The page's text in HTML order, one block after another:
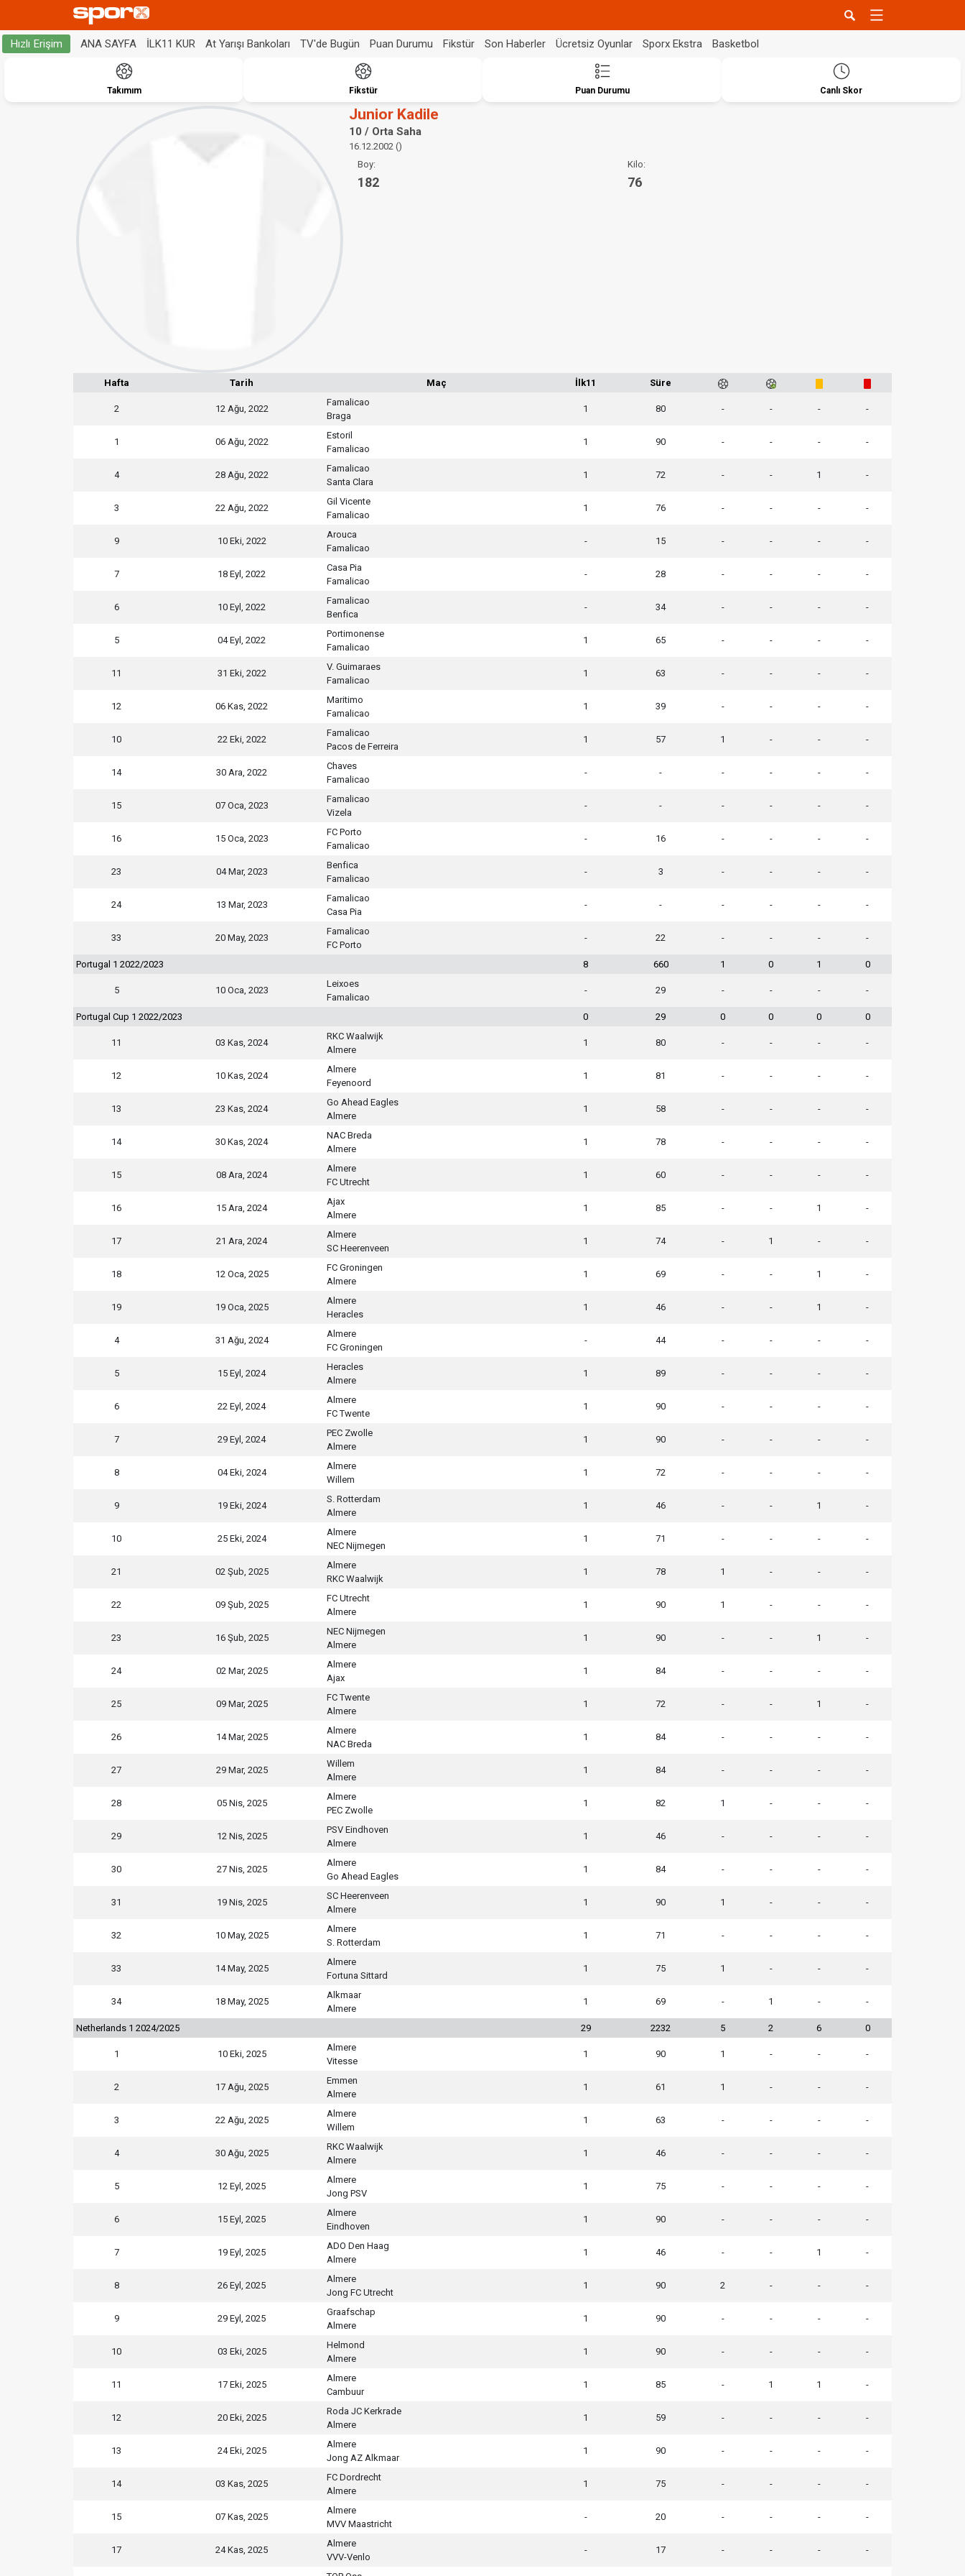
Hızlı Erişim ANA SAYFA İLK11 KUR At Yarışı Bankoları TV'de Bugün Puan Durumu Fikstür Son Haberler Ücretsiz Oyunlar Sporx Ekstra Basketbol
Takımım Fikstür Puan Durumu Canlı Skor
Junior Kadile
10 / Orta Saha
16.12.2002 ()
Boy:
182
Kilo:
76
Hafta Tarih Maç İlk11 Süre
2 12 Ağu, 2022
Famalicao
Braga
1 80 - - - -
1 06 Ağu, 2022
Estoril
Famalicao
1 90 - - - -
4 28 Ağu, 2022
Famalicao
Santa Clara
1 72 - - 1 -
3 22 Ağu, 2022
Gil Vicente
Famalicao
1 76 - - - -
9 10 Eki, 2022
Arouca
Famalicao
- 15 - - - -
7 18 Eyl, 2022
Casa Pia
Famalicao
- 28 - - - -
6 10 Eyl, 2022
Famalicao
Benfica
- 34 - - - -
5 04 Eyl, 2022
Portimonense
Famalicao
1 65 - - - -
11 31 Eki, 2022
V. Guimaraes
Famalicao
1 63 - - - -
12 06 Kas, 2022
Maritimo
Famalicao
1 39 - - - -
10 22 Eki, 2022
Famalicao
Pacos de Ferreira
1 57 1 - - -
14 30 Ara, 2022
Chaves
Famalicao
- - - - - -
15 07 Oca, 2023
Famalicao
Vizela
- - - - - -
16 15 Oca, 2023
FC Porto
Famalicao
- 16 - - - -
23 04 Mar, 2023
Benfica
Famalicao
- 3 - - - -
24 13 Mar, 2023
Famalicao
Casa Pia
- - - - - -
33 20 May, 2023
Famalicao
FC Porto
- 22 - - - -
Portugal 1 2022/2023 8 660 1 0 1 0
5 10 Oca, 2023
Leixoes
Famalicao
- 29 - - - -
Portugal Cup 1 2022/2023 0 29 0 0 0 0
11 03 Kas, 2024
RKC Waalwijk
Almere
1 80 - - - -
12 10 Kas, 2024
Almere
Feyenoord
1 81 - - - -
13 23 Kas, 2024
Go Ahead Eagles
Almere
1 58 - - - -
14 30 Kas, 2024
NAC Breda
Almere
1 78 - - - -
15 08 Ara, 2024
Almere
FC Utrecht
1 60 - - - -
16 15 Ara, 2024
Ajax
Almere
1 85 - - 1 -
17 21 Ara, 2024
Almere
SC Heerenveen
1 74 - 1 - -
18 12 Oca, 2025
FC Groningen
Almere
1 69 - - 1 -
19 19 Oca, 2025
Almere
Heracles
1 46 - - 1 -
4 31 Ağu, 2024
Almere
FC Groningen
- 44 - - - -
5 15 Eyl, 2024
Heracles
Almere
1 89 - - - -
6 22 Eyl, 2024
Almere
FC Twente
1 90 - - - -
7 29 Eyl, 2024
PEC Zwolle
Almere
1 90 - - - -
8 04 Eki, 2024
Almere
Willem
1 72 - - - -
9 19 Eki, 2024
S. Rotterdam
Almere
1 46 - - 1 -
10 25 Eki, 2024
Almere
NEC Nijmegen
1 71 - - - -
21 02 Şub, 2025
Almere
RKC Waalwijk
1 78 1 - - -
22 09 Şub, 2025
FC Utrecht
Almere
1 90 1 - - -
23 16 Şub, 2025
NEC Nijmegen
Almere
1 90 - - 1 -
24 02 Mar, 2025
Almere
Ajax
1 84 - - - -
25 09 Mar, 2025
FC Twente
Almere
1 72 - - 1 -
26 14 Mar, 2025
Almere
NAC Breda
1 84 - - - -
27 29 Mar, 2025
Willem
Almere
1 84 - - - -
28 05 Nis, 2025
Almere
PEC Zwolle
1 82 1 - - -
29 12 Nis, 2025
PSV Eindhoven
Almere
1 46 - - - -
30 27 Nis, 2025
Almere
Go Ahead Eagles
1 84 - - - -
31 19 Nis, 2025
SC Heerenveen
Almere
1 90 1 - - -
32 10 May, 2025
Almere
S. Rotterdam
1 71 - - - -
33 14 May, 2025
Almere
Fortuna Sittard
1 75 1 - - -
34 18 May, 2025
Alkmaar
Almere
1 69 - 1 - -
Netherlands 1 2024/2025 29 2232 5 2 6 0
1 10 Eki, 2025
Almere
Vitesse
1 90 1 - - -
2 17 Ağu, 2025
Emmen
Almere
1 61 1 - - -
3 22 Ağu, 2025
Almere
Willem
1 63 - - - -
4 30 Ağu, 2025
RKC Waalwijk
Almere
1 46 - - - -
5 12 Eyl, 2025
Almere
Jong PSV
1 75 - - - -
6 15 Eyl, 2025
Almere
Eindhoven
1 90 - - - -
7 19 Eyl, 2025
ADO Den Haag
Almere
1 46 - - 1 -
8 26 Eyl, 2025
Almere
Jong FC Utrecht
1 90 2 - - -
9 29 Eyl, 2025
Graafschap
Almere
1 90 - - - -
10 03 Eki, 2025
Helmond
Almere
1 90 - - - -
11 17 Eki, 2025
Almere
Cambuur
1 85 - 1 1 -
12 20 Eki, 2025
Roda JC Kerkrade
Almere
1 59 - - - -
13 24 Eki, 2025
Almere
Jong AZ Alkmaar
1 90 - - - -
14 03 Kas, 2025
FC Dordrecht
Almere
1 75 - - - -
15 07 Kas, 2025
Almere
MVV Maastricht
- 20 - - - -
17 24 Kas, 2025
Almere
VVV-Venlo
- 17 - - - -